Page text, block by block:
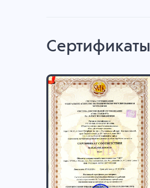
Сертификаты